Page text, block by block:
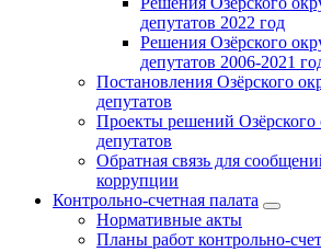
депутатов 2022 год
Решения Озёрского
депутатов 2006-2021
Постановления Озёрского
депутатов
Проекты решений Озёрского
депутатов
Обратная связь для
коррупции
Контрольно-счетная палата
Нормативные акты
Планы работ контрольно-